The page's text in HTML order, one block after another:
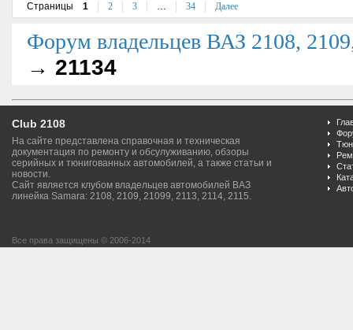
Страницы
1 2 3 … 34 Далее
Форум владельцев ВАЗ 2108,
→ 21134
Club 2108
На сайте представлена справочная и техническая
документация по ремонту и обсулуживанию, обзоры
серийных и тюнигованных автомобилей, а также статьи и
новости.
Сайт является клубом владельцев автомобилей ВАЗ
линейка Samara: 2108, 2109, 21099, 2113, 2114, 2115.
Все права защищены © 2006-2014